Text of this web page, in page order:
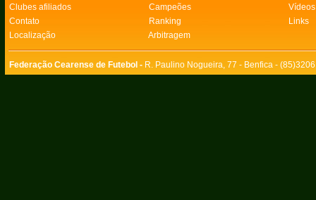
Clubes afiliados Campeões
Vídeos
Contato
Ranking
Links
Localização
Arbitragem
Federação Cearense de Futebol - R. Paulino Nogueira, 77 - Benfica -